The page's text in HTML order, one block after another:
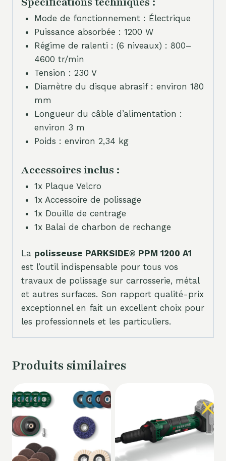
Mode de fonctionnement : Électrique
Puissance absorbée : 1200 W
Régime de ralenti : (6 niveaux) : 800–
4600 tr/min
Tension : 230 V
Diamètre du disque abrasif : environ 180
mm
Longueur du câble d’alimentation :
environ 3 m
Poids : environ 2,34 kg
Accessoires inclus :
1x Plaque Velcro
1x Accessoire de polissage
1x Douille de centrage
1x Balai de charbon de rechange
La polisseuse PARKSIDE® PPM 1200 A1
est l’outil indispensable pour tous vos
travaux de polissage sur carrosserie, métal
et autres surfaces. Son rapport qualité-prix
exceptionnel en fait un excellent choix pour
les professionnels et les particuliers.
Produits similaires